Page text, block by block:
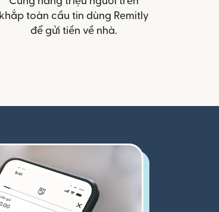
khắp toàn cầu tin dùng Remitly
để gửi tiền về nhà.